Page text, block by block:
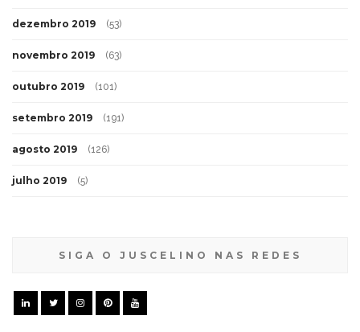
dezembro 2019 (53)
novembro 2019 (63)
outubro 2019 (101)
setembro 2019 (191)
agosto 2019 (126)
julho 2019 (5)
SIGA O JUSCELINO NAS REDES